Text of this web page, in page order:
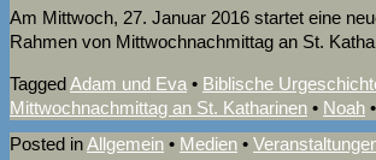
Am Mittwoch, 27. Januar 2016 startet eine
Rahmen von Mittwochnachmittag an St.
TaggedAdam und Eva • Biblische
Mittwochnachmittag an St. Katharinen • Noah •
Posted inAllgemein • Medien •